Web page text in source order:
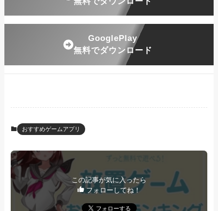
GooglePlay
無料でダウンロード
おすすめゲームアプリ
この記事が気に入ったら
フォローしてね！